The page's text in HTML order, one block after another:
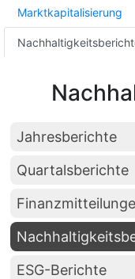
Marktkapitalisierung
Jahresberichte
Quartalsberichte
ESG-Berichte